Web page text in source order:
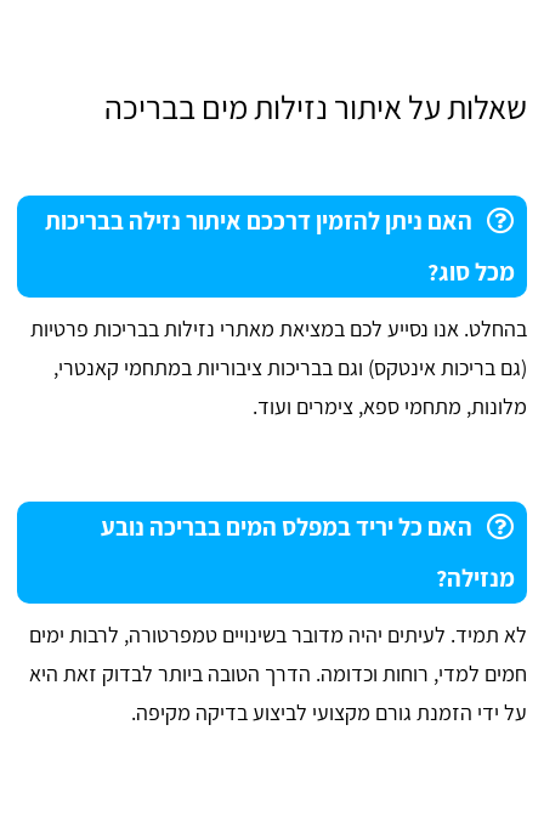
שאלות על איתור נזילות מים בבריכה
האם ניתן להזמין דרככם איתור נזילה בבריכות
מכל סוג?
בהחלט. אנו נסייע לכם במציאת מאתרי נזילות בבריכות פרטיות
(גם בריכות אינטקס) וגם בבריכות ציבוריות במתחמי קאנטרי,
מלונות, מתחמי ספא, צימרים ועוד.
האם כל יריד במפלס המים בבריכה נובע
מנזילה?
לא תמיד. לעיתים יהיה מדובר בשינויים טמפרטורה, לרבות ימים
חמים למדי, רוחות וכדומה. הדרך הטובה ביותר לבדוק זאת היא
על ידי הזמנת גורם מקצועי לביצוע בדיקה מקיפה.